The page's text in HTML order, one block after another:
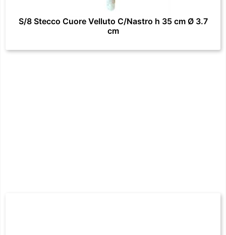
S/8 Stecco Cuore Velluto C/Nastro h 35 cm Ø 3.7
cm